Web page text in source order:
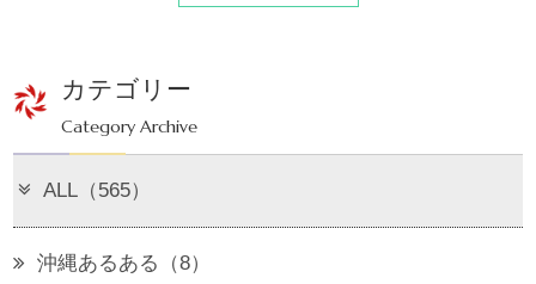
カテゴリー
Category Archive
ALL（565）
沖縄あるある（8）